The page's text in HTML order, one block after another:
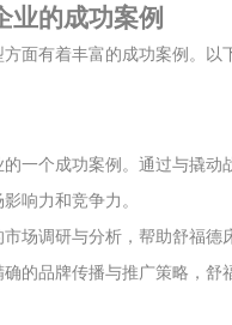
业的成功案例
面有着丰富的成功案例。以
一个成功案例。通过与撬
响力和竞争力。
场调研与分析，帮助舒福
的品牌传播与推广策略，